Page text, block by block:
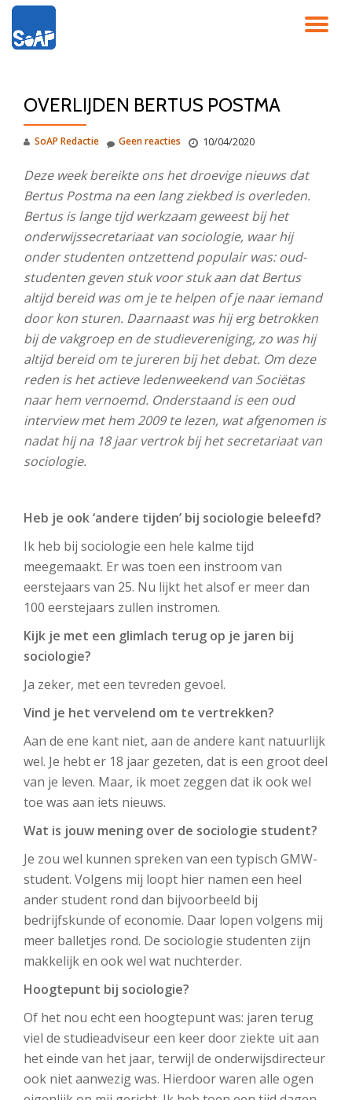
direct
inhoudOVERLIJDEN BERTUS POSTMA
SoAP Redactie 10/04/2020
Geen reacties
Deze week bereikte ons het droevige nieuws dat
Bertus Postma na een lang ziekbed is overleden.
Bertus is lange tijd werkzaam geweest bij het
onderwijssecretariaat van sociologie, waar hij
onder studenten ontzettend populair was: oud-
studenten geven stuk voor stuk aan dat Bertus
altijd bereid was om je te helpen of je naar iemand
door kon sturen. Daarnaast was hij erg betrokken
bij de vakgroep en de studievereniging, zo was hij
altijd bereid om te jureren bij het debat. Om deze
reden is het actieve ledenweekend van Sociëtas
naar hem vernoemd. Onderstaand is een oud
interview met hem 2009 te lezen, wat afgenomen is
nadat hij na 18 jaar vertrok bij het secretariaat van
sociologie.
Heb je ook ‘andere tijden’ bij sociologie beleefd?
Ik heb bij sociologie een hele kalme tijd
meegemaakt. Er was toen een instroom van
eerstejaars van 25. Nu lijkt het alsof er meer dan
100 eerstejaars zullen instromen.
Kijk je met een glimlach terug op je jaren bij
sociologie?
Ja zeker, met een tevreden gevoel.
Vind je het vervelend om te vertrekken?
Aan de ene kant niet, aan de andere kant natuurlijk
wel. Je hebt er 18 jaar gezeten, dat is een groot deel
van je leven. Maar, ik moet zeggen dat ik ook wel
toe was aan iets nieuws.
Wat is jouw mening over de sociologie student?
Je zou wel kunnen spreken van een typisch GMW-
student. Volgens mij loopt hier namen een heel
ander student rond dan bijvoorbeeld bij
bedrijfskunde of economie. Daar lopen volgens mij
meer balletjes rond. De sociologie studenten zijn
makkelijk en ook wel wat nuchterder.
Hoogtepunt bij sociologie?
Of het nou echt een hoogtepunt was: jaren terug
viel de studieadviseur een keer door ziekte uit aan
het einde van het jaar, terwijl de onderwijsdirecteur
ook niet aanwezig was. Hierdoor waren alle ogen